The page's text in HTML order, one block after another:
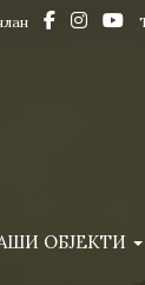
ОБЈЕКТИ